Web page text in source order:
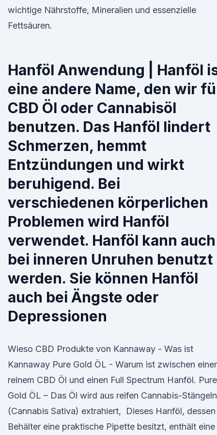
wichtige Nährstoffe, Mineralien und essenzielle
Fettsäuren.
Hanföl Anwendung | Hanföl
eine andere Name, den wir
CBD Öl oder Cannabisöl
benutzen. Das Hanföl lindert
Schmerzen, hemmt
Entzündungen und wirkt
beruhigend. Bei
verschiedenen körperlichen
Problemen wird Hanföl
verwendet. Hanföl kann auch
bei inneren Unruhen benutzt
werden. Sie können Hanföl
auch bei Ängste oder
Depressionen
Wieso CBD Produkte von Kannaway - Was ist
Kannaway Pure Gold ÖL - Warum ist zwischen
reinem CBD Öl und einen Full Spectrum Hanföl. Pure
Gold ÖL – Das Öl wird aus reifen Cannabis-Stängeln
(Cannabis Sativa) extrahiert, Dieses Hanföl, dessen
Behälter eine praktische Pipette besitzt, enthält eine